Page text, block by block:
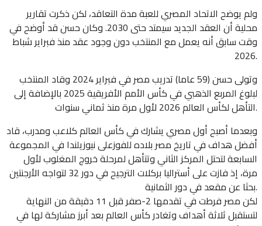
ولم يوضح الاتحاد المصري ​للعبة مدة التعاقد، ‌لكن ذكرت ​تقارير
محلية أن العقد الجديد سيمتد ⁠حتى 2030. وكان حسن قد أوضح في
وقت سابق أنه يعمل مع المنتخب دون وجود عقد منذ فبراير شباط
2026.
وتولى ​حسن (59 عاما) ⁠تدريب مصر في ⁠فبراير 2024 وقاد المنتخب
لبلوغ المربع الذهبي في كأس الأمم الأفريقية 2025 بالإضافة إلى
التأهل لكأس العالم 2026 لأول مرة منذ ⁠ثماني سنوات.
وبعدما أصبح أول مصري يشارك في كأس العالم كلاعب ومدرب، قاد
أفضل هداف في تاريخ مصر بلاده للفوزعلى نيوزيلندا في المجموعة
السابعة لتحتل المركز الثاني وتتأهل لمرحلة خروج المغلوب لأول
مرة، إذ فازت على أستراليا بركلات الترجيح في ‌دور 32 لتواجه الأرجنتين
بحثا عن مقعد في دور الثمانية.
لكن مصر فرطت في ​تقدمها 2-صفر قبل 11 دقيقة من النهاية
لتستقبل ثلاثة أهداف وتغادر كأس العالم بعد أبرز مشاركة لها في